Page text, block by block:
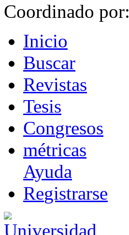
Coordinado por:
Inicio
Buscar
Revistas
Tesis
Congresos
métricas
Ayuda
Registrarse